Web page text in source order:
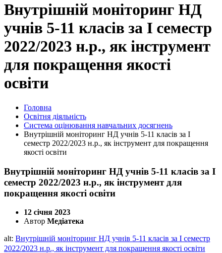
Внутрішній моніторинг НД
учнів 5-11 класів за І семестр
2022/2023 н.р., як інструмент
для покращення якості
освіти
Головна
Освітня діяльність
Система оцінювання навчальних досягнень
Внутрішній моніторинг НД учнів 5-11 класів за І
семестр 2022/2023 н.р., як інструмент для покращення
якості освіти
Внутрішній моніторинг НД учнів 5-11 класів за І
семестр 2022/2023 н.р., як інструмент для
покращення якості освіти
12 січня 2023
Автор Медіатека
alt: Внутрішній моніторинг НД учнів 5-11 класів за І семестр
2022/2023 н.р., як інструмент для покращення якості освіти